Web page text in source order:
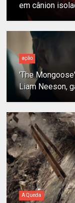
em cânion
ação
'The
Liam Neeson,
A Queda